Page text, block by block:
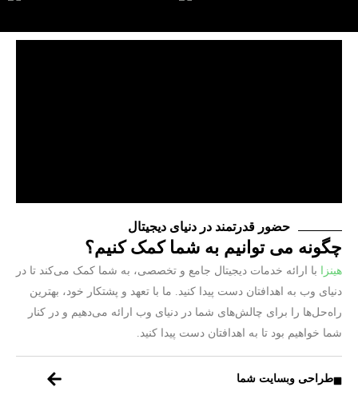
حضور قدرتمند در دنیای دیجیتال
چگونه می توانیم به شما کمک کنیم؟
هینزا
با ارائه خدمات دیجیتال جامع و تخصصی، به شما کمک می‌کند تا در
دنیای وب به اهدافتان دست پیدا کنید. ما با تعهد و پشتکار خود، بهترین
راه‌حل‌ها را برای چالش‌های شما در دنیای وب ارائه می‌دهیم و در کنار
شما خواهیم بود تا به اهدافتان دست پیدا کنید.
طراحی وبسایت شما